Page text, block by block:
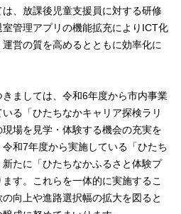
、放課後児童支援員に対する研修
管理アプリの機能拡充によりICT化
営の質を高めるとともに効率化に
ましては、令和6年度から市内事業
る「ひたちなかキャリア探検ラリ
場を見学・体験する機会の充実を
和7年度から実施している「ひたち
たに「ひたちなかふるさと体験プ
す。これらを一体的に実施するこ
向上や進路選択幅の拡大を図ると